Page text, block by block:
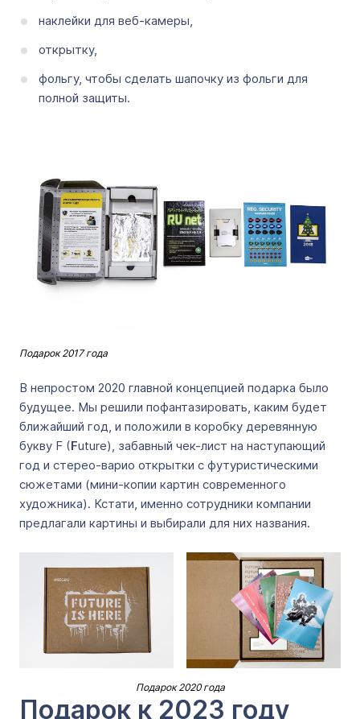
наклейки для веб-камеры,
открытку,
фольгу, чтобы сделать шапочку из фольги для
полной защиты.
Подарок 2017 года
В непростом 2020 главной концепцией подарка было
будущее. Мы решили пофантазировать, каким будет
ближайший год, и положили в коробку деревянную
букву F (Future), забавный чек-лист на наступающий
год и стерео-варио открытки с футуристическими
сюжетами (мини-копии картин современного
художника). Кстати, именно сотрудники компании
предлагали картины и выбирали для них названия.
Подарок 2020 года
Подарок к 2023 году